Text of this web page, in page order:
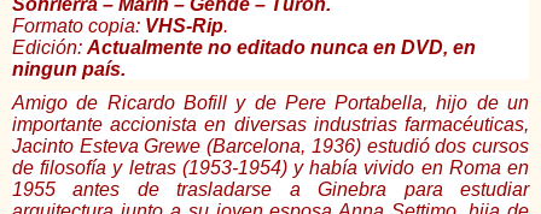
Sonrierra – Marín – Gende – Turon.
Formato copia: VHS-Rip.
Edición:Actualmente no editado nunca en DVD, en
ningun país.
Amigo de Ricardo Bofill y de Pere Portabella, hijo de un
importante accionista en diversas industrias farmacéuticas,
Jacinto Esteva Grewe (Barcelona, 1936) estudió dos cursos
de filosofía y letras (1953-1954) y había vivido en Roma en
1955 antes de trasladarse a Ginebra para estudiar